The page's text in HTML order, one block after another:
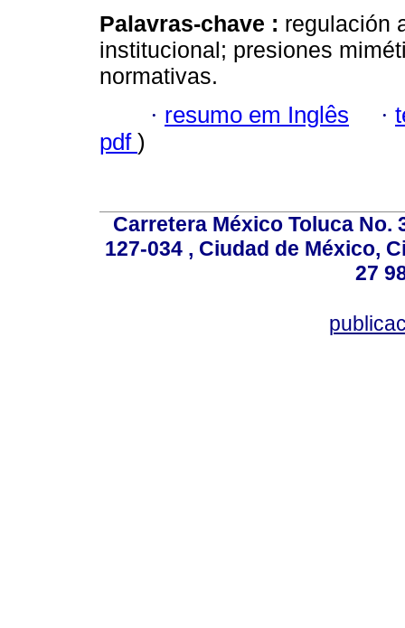
Palavras-chave : regulación
institucional; presiones
normativas.
· resumo em Inglês ·
pdf )
Carretera México Toluca No.
127-034 , Ciudad de México,
27